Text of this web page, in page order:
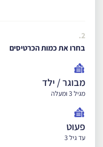
2.
בחרו את כמות הכרטיסים
מבוגר / ילד
מגיל 3 ומעלה
פעוט
עד גיל 3